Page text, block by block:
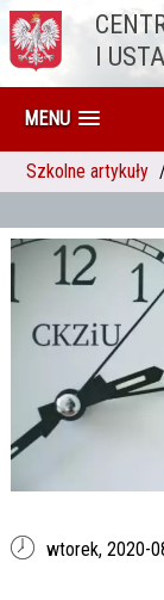
Przejdź do treści
I
MENU
Szkolne artykuły
wtorek, 2020-